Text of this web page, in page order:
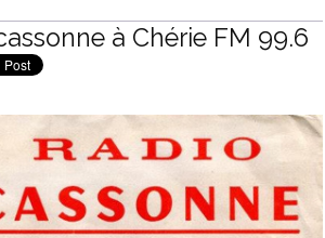
à Chérie FM 99.6